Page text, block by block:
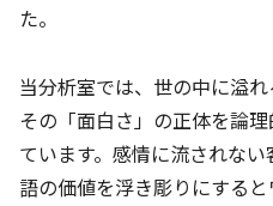
た。
当分析室では、世の中に溢れ
その「面白さ」の正体を論
ています。感情に流されな
語の価値を浮き彫りにすると